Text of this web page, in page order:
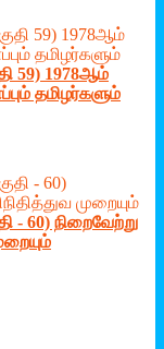
59) 1978ஆம்
தமிழர்களும்
60) நிறைவேற்று